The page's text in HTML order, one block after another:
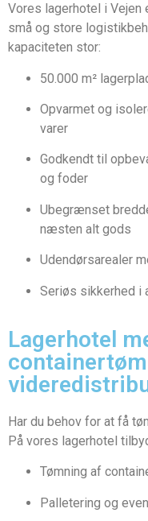
Vores lagerhotel i Vejen
små og store
kapaciteten stor:
50.000 m²
Opvarmet og
varer
Godkendt til
og foder
Ubegrænset
næsten alt gods
Udendørsarealer
Seriøs sikkerhed i
Lagerhotel
Har du behov for at få
På vores lagerhotel
Tømning af
Palletering og